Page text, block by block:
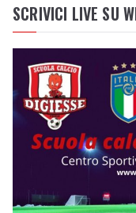
SCRIVICI LIVE SU